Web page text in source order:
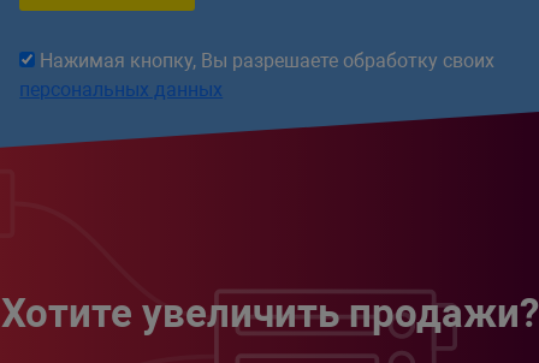
Нажимая кнопку, Вы разрешаете обработку своих
персональных данных
Хотите увеличить продажи?